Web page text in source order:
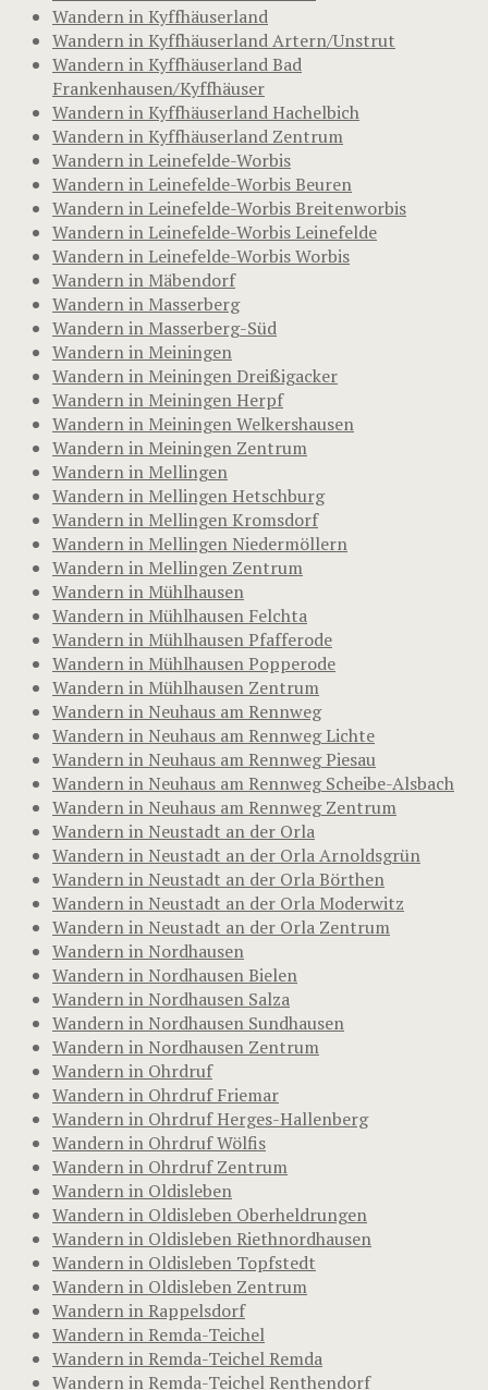
Wandern in Kyffhäuserland
Wandern in Kyffhäuserland Artern/Unstrut
Wandern in Kyffhäuserland Bad
Frankenhausen/Kyffhäuser
Wandern in Kyffhäuserland Hachelbich
Wandern in Kyffhäuserland Zentrum
Wandern in Leinefelde-Worbis
Wandern in Leinefelde-Worbis Beuren
Wandern in Leinefelde-Worbis Breitenworbis
Wandern in Leinefelde-Worbis Leinefelde
Wandern in Leinefelde-Worbis Worbis
Wandern in Mäbendorf
Wandern in Masserberg
Wandern in Masserberg-Süd
Wandern in Meiningen
Wandern in Meiningen Dreißigacker
Wandern in Meiningen Herpf
Wandern in Meiningen Welkershausen
Wandern in Meiningen Zentrum
Wandern in Mellingen
Wandern in Mellingen Hetschburg
Wandern in Mellingen Kromsdorf
Wandern in Mellingen Niedermöllern
Wandern in Mellingen Zentrum
Wandern in Mühlhausen
Wandern in Mühlhausen Felchta
Wandern in Mühlhausen Pfafferode
Wandern in Mühlhausen Popperode
Wandern in Mühlhausen Zentrum
Wandern in Neuhaus am Rennweg
Wandern in Neuhaus am Rennweg Lichte
Wandern in Neuhaus am Rennweg Piesau
Wandern in Neuhaus am Rennweg Scheibe-Alsbach
Wandern in Neuhaus am Rennweg Zentrum
Wandern in Neustadt an der Orla
Wandern in Neustadt an der Orla Arnoldsgrün
Wandern in Neustadt an der Orla Börthen
Wandern in Neustadt an der Orla Moderwitz
Wandern in Neustadt an der Orla Zentrum
Wandern in Nordhausen
Wandern in Nordhausen Bielen
Wandern in Nordhausen Salza
Wandern in Nordhausen Sundhausen
Wandern in Nordhausen Zentrum
Wandern in Ohrdruf
Wandern in Ohrdruf Friemar
Wandern in Ohrdruf Herges-Hallenberg
Wandern in Ohrdruf Wölfis
Wandern in Ohrdruf Zentrum
Wandern in Oldisleben
Wandern in Oldisleben Oberheldrungen
Wandern in Oldisleben Riethnordhausen
Wandern in Oldisleben Topfstedt
Wandern in Oldisleben Zentrum
Wandern in Rappelsdorf
Wandern in Remda-Teichel
Wandern in Remda-Teichel Remda
Wandern in Remda-Teichel Renthendorf